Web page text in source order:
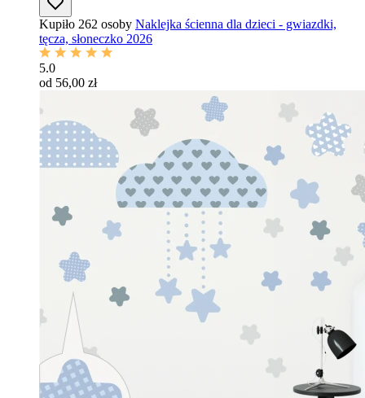
Kupiło 262 osoby Naklejka ścienna dla dzieci - gwiazdki,
tęcza, słoneczko 2026
5.0
od 56,00 zł